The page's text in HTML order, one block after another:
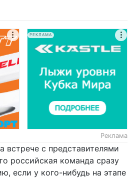
РЕКЛАМА
Реклама
встрече с представителями
российская команда сразу
если у кого-нибудь на этапе